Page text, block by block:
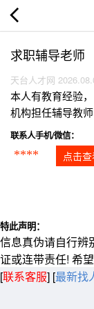
求职辅导老师
天台人才网
本人有教育经验
机构担任辅导教
联系人手机/微信：
**** 点击
特此声明：
信息真伪请自行辨
证或连带责任! 希
[联系客服] [最新找